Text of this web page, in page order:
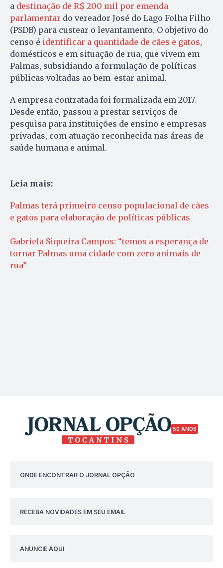
a destinação de R$ 200 mil por emenda
parlamentar do vereador José do Lago Folha Filho
(PSDB) para custear o levantamento. O objetivo do
censo é identificar a quantidade de cães e gatos,
domésticos e em situação de rua, que vivem em
Palmas, subsidiando a formulação de políticas
públicas voltadas ao bem-estar animal.
A empresa contratada foi formalizada em 2017.
Desde então, passou a prestar serviços de
pesquisa para instituições de ensino e empresas
privadas, com atuação reconhecida nas áreas de
saúde humana e animal.
Leia mais:
Palmas terá primeiro censo populacional de cães
e gatos para elaboração de políticas públicas
Gabriela Siqueira Campos: “temos a esperança de
tornar Palmas uma cidade com zero animais de
rua”
50 ANOS
ONDE ENCONTRAR O JORNAL OPÇÃO
RECEBA NOVIDADES EM SEU EMAIL
ANUNCIE AQUI